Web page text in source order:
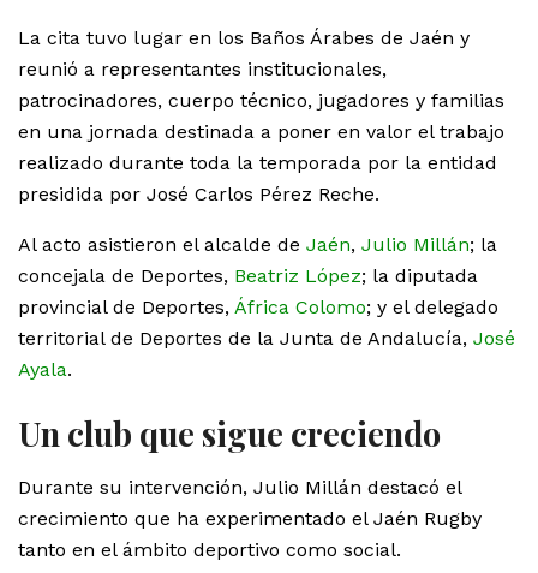
La cita tuvo lugar en los Baños Árabes de Jaén y
reunió a representantes institucionales,
patrocinadores, cuerpo técnico, jugadores y familias
en una jornada destinada a poner en valor el trabajo
realizado durante toda la temporada por la entidad
presidida por José Carlos Pérez Reche.
Al acto asistieron el alcalde de Jaén, Julio Millán; la
concejala de Deportes, Beatriz López; la diputada
provincial de Deportes, África Colomo; y el delegado
territorial de Deportes de la Junta de Andalucía, José
Ayala.
Un club que sigue creciendo
Durante su intervención, Julio Millán destacó el
crecimiento que ha experimentado el Jaén Rugby
tanto en el ámbito deportivo como social.